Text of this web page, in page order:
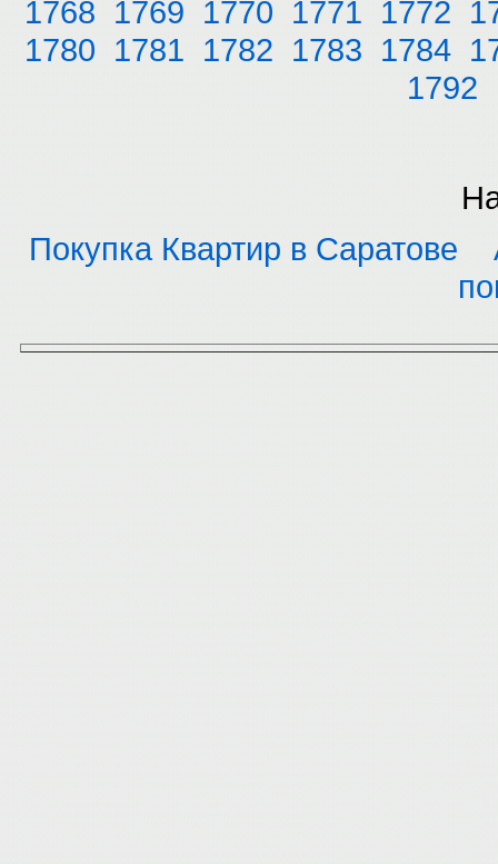
1768 1769 1770 1771 1772
1780 1781 1782 1783 1784
1792
Покупка Квартир в Саратове